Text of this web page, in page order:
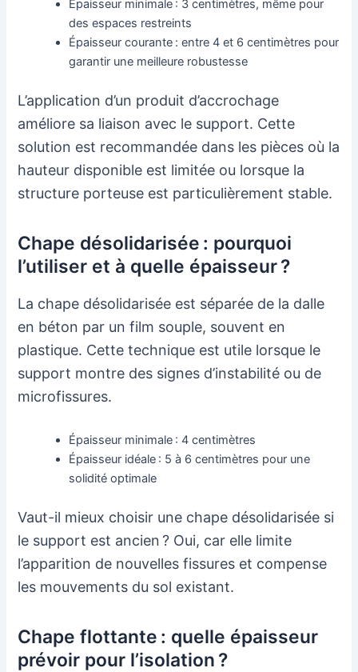
Épaisseur minimale : 3 centimètres, même pour
des espaces restreints
Épaisseur courante : entre 4 et 6 centimètres pour
garantir une meilleure robustesse
L’application d’un produit d’accrochage
améliore sa liaison avec le support. Cette
solution est recommandée dans les pièces où la
hauteur disponible est limitée ou lorsque la
structure porteuse est particulièrement stable.
Chape désolidarisée : pourquoi
l’utiliser et à quelle épaisseur ?
La chape désolidarisée est séparée de la dalle
en béton par un film souple, souvent en
plastique. Cette technique est utile lorsque le
support montre des signes d’instabilité ou de
microfissures.
Épaisseur minimale : 4 centimètres
Épaisseur idéale : 5 à 6 centimètres pour une
solidité optimale
Vaut-il mieux choisir une chape désolidarisée si
le support est ancien ? Oui, car elle limite
l’apparition de nouvelles fissures et compense
les mouvements du sol existant.
Chape flottante : quelle épaisseur
prévoir pour l’isolation ?